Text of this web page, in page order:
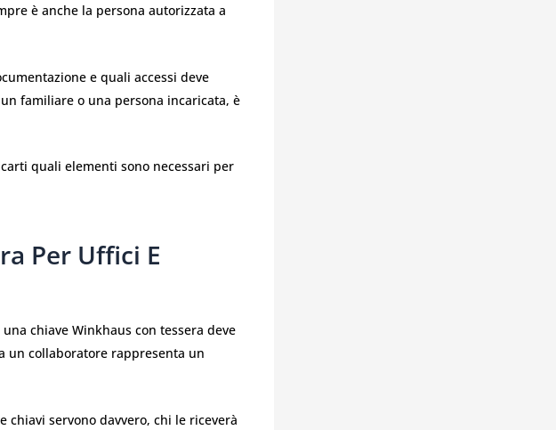
è anche la persona autorizzata a
e quali accessi deve
familiare o una persona incaricata, è
quali elementi sono necessari per
Per Uffici E
chiave Winkhaus con tessera deve
un collaboratore rappresenta un
servono davvero, chi le riceverà